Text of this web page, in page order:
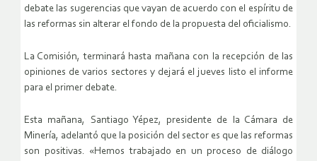
debate las sugerencias que vayan de acuerdo con el espíritu de
las reformas sin alterar el fondo de la propuesta del oficialismo.
La Comisión, terminará hasta mañana con la recepción de las
opiniones de varios sectores y dejará el jueves listo el informe
para el primer debate.
Esta mañana, Santiago Yépez, presidente de la Cámara de
Minería, adelantó que la posición del sector es que las reformas
son positivas. «Hemos trabajado en un proceso de diálogo